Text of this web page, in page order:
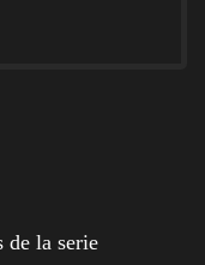
de la serie